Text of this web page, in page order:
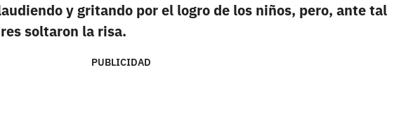
y gritando por el logro de los niños, pero, ante tal
soltaron la risa.
PUBLICIDAD